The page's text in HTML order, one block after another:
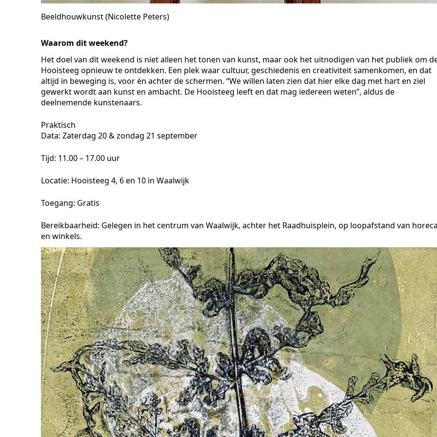
Beeldhouwkunst (Nicolette Peters)
Waarom dit weekend?
Het doel van dit weekend is niet alleen het tonen van kunst, maar ook het uitnodigen van het publiek om
Hooisteeg opnieuw te ontdekken. Een plek waar cultuur, geschiedenis en creativiteit samenkomen, en dat
altijd in beweging is, voor én achter de schermen. “We willen laten zien dat hier elke dag met hart en ziel
gewerkt wordt aan kunst en ambacht. De Hooisteeg leeft en dat mag iedereen weten”, aldus de
deelnemende kunstenaars.
Praktisch
Data: Zaterdag 20 & zondag 21 september
Tijd: 11.00 – 17.00 uur
Locatie: Hooisteeg 4, 6 en 10 in Waalwijk
Toegang: Gratis
Bereikbaarheid: Gelegen in het centrum van Waalwijk, achter het Raadhuisplein, op loopafstand van
en winkels.